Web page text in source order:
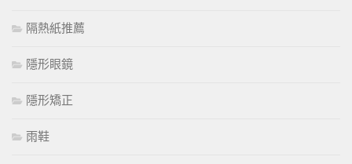
隔熱紙推薦
隱形眼鏡
隱形矯正
雨鞋